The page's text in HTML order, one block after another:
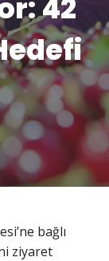
42
bağlı
ziyaret